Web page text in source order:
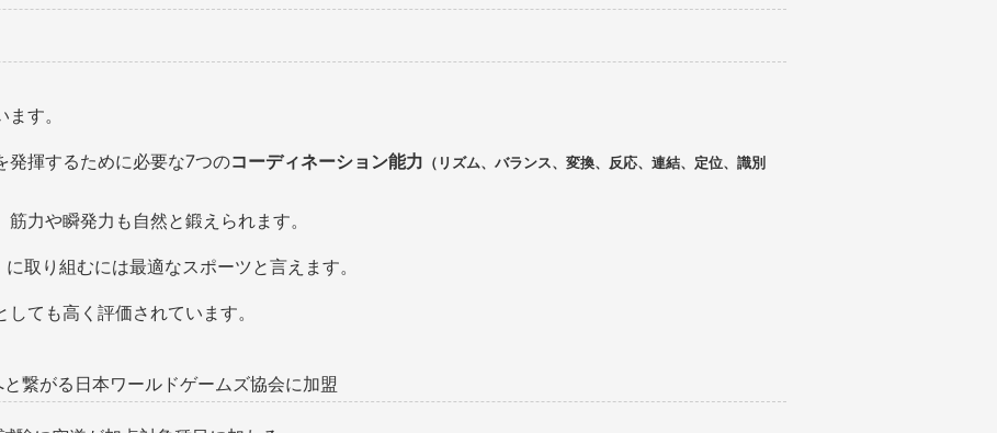
す。
発揮するために必要な7つのコーディネーション能力 （リズム、バランス、変換、反応、連結、定位、識別
力や瞬発力も自然と鍛えられます。
に取り組むには最適なスポーツと言えます。
ても高く評価されています。
繋がる日本ワールドゲームズ協会に加盟